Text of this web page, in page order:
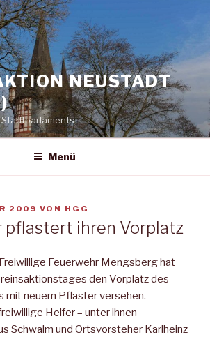
NEUSTADT
Menü
2009 VON HGG
pflastert ihren Vorplatz
Feuerwehr Mengsberg hat
den Vorplatz des
mit neuem Pflaster versehen.
Helfer – unter ihnen
Schwalm und Ortsvorsteher Karlheinz